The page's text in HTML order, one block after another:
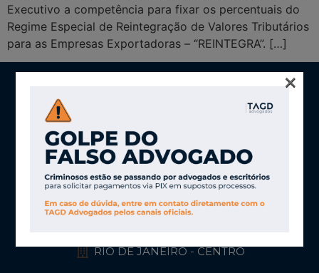
Executivo a competência para fixar os percentuais do
Regime Especial de Reintegração de Valores Tributários
para as Empresas Exportadoras – “REINTEGRA”. […]
Av. Brig. Faria Lima, 2894 – CJ 51
Jardim Paulistano - São Paulo - SP
CEP - 01451-000
+55 11 3030-4906
RIO DE JANEIRO - CENTRO
×